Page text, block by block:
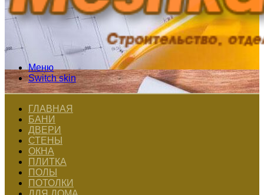
Меню
Switch skin
ГЛАВНАЯ
БАНИ
ДВЕРИ
СТЕНЫ
ОКНА
ПЛИТКА
ПОЛЫ
ПОТОЛКИ